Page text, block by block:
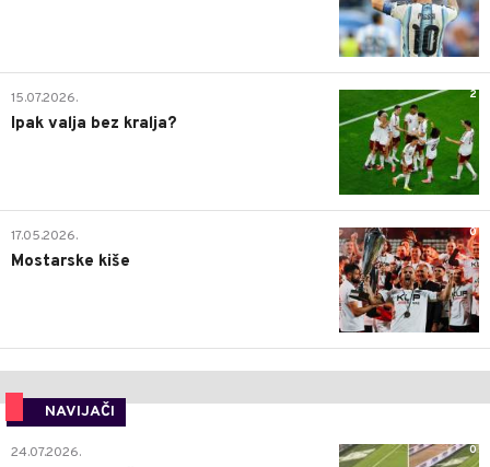
2
15.07.2026.
Ipak valja bez kralja?
0
17.05.2026.
Mostarske kiše
NAVIJAČI
0
24.07.2026.